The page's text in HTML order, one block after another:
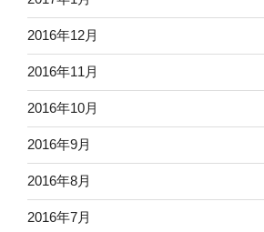
2016年12月
2016年11月
2016年10月
2016年9月
2016年8月
2016年7月